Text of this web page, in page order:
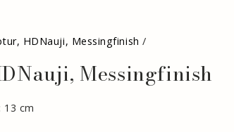
HDNauji, Messingfinish /
Messingfinish
13 cm